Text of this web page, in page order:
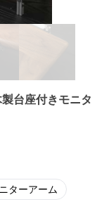
台座付きモニタ
ターアーム